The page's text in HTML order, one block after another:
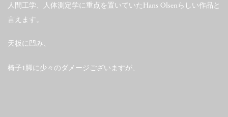
人間工学、人体測定学に重点を置いていたHans Olsenらしい作品と
言えます。
天板に凹み、
椅子1脚に少々のダメージございますが、